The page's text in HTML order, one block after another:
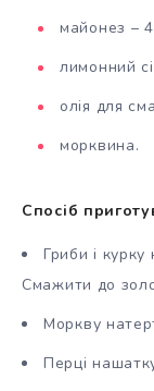
майонез –
лимонний
олія для
морквина.
Спосіб
Гриби і
Смажити до
Моркву
Перці